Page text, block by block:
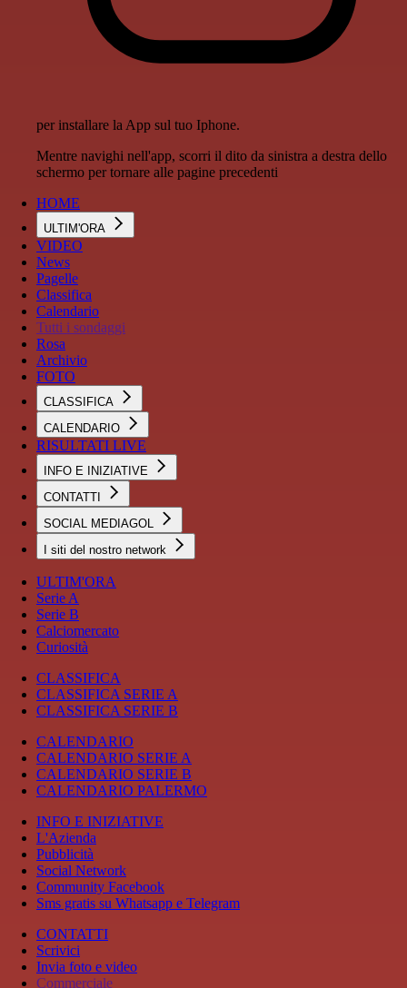
per installare la App sul tuo Iphone.
Mentre navighi nell'app, scorri il dito da sinistra a destra dello
schermo per tornare alle pagine precedenti
HOME
ULTIM'ORA
VIDEO
News
Pagelle
Classifica
Calendario
Tutti i sondaggi
Rosa
Archivio
FOTO
CLASSIFICA
CALENDARIO
RISULTATI LIVE
INFO E INIZIATIVE
CONTATTI
SOCIAL MEDIAGOL
I siti del nostro network
ULTIM'ORA
Serie A
Serie B
Calciomercato
Curiosità
CLASSIFICA
CLASSIFICA SERIE A
CLASSIFICA SERIE B
CALENDARIO
CALENDARIO SERIE A
CALENDARIO SERIE B
CALENDARIO PALERMO
INFO E INIZIATIVE
L'Azienda
Pubblicità
Social Network
Community Facebook
Sms gratis su Whatsapp e Telegram
CONTATTI
Scrivici
Invia foto e video
Commerciale